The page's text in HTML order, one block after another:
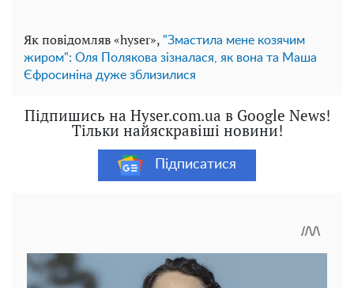
Як повідомляв «hyser», "Змастила мене козячим
жиром": Оля Полякова зізналася, як вона та Маша
Єфросиніна дуже зблизилися
Підпишись на Hyser.com.ua в Google News!
Тільки найяскравіші новини!
Підписатися